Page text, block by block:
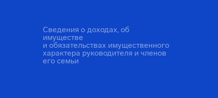
Сведения о доходах, об
имуществе
и обязательствах имущественного
характера руководителя и членов
его семьи